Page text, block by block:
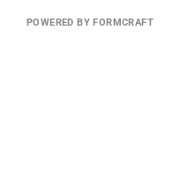
POWERED BY FORMCRAFT